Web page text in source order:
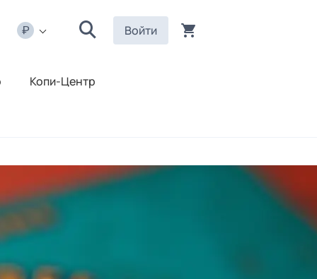
Войти
Копи-Центр